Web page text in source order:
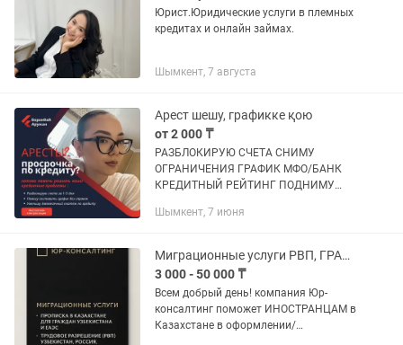
Юрист.Юридические услуги в племных
кредитах и онлайн займах.
Шымкент, 7 августа
Арест шешу, графикке қою
от 2 000 ₸
РАЗБЛОКИРУЮ СЧЕТА СНИМУ
ОГРАНИЧЕНИЯ ГРАФИК МФО/БАНК
КРЕДИТНЫЙ РЕЙТИНГ ПОДНИМУ
НАДПИСЬ Бесплатная консультация:
Шымкент, 7 июня
Миграционные услуги РВП, ГРАЖДАНСТВО
3 000 - 50 000 ₸
Всем добрый день! компания Юр-
консалтинг поможет ИНОСТРАНЦАМ в
Казахстане в оформлении/